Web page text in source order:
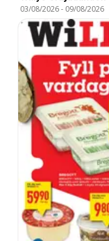
03/08/2026- 09/08/2026